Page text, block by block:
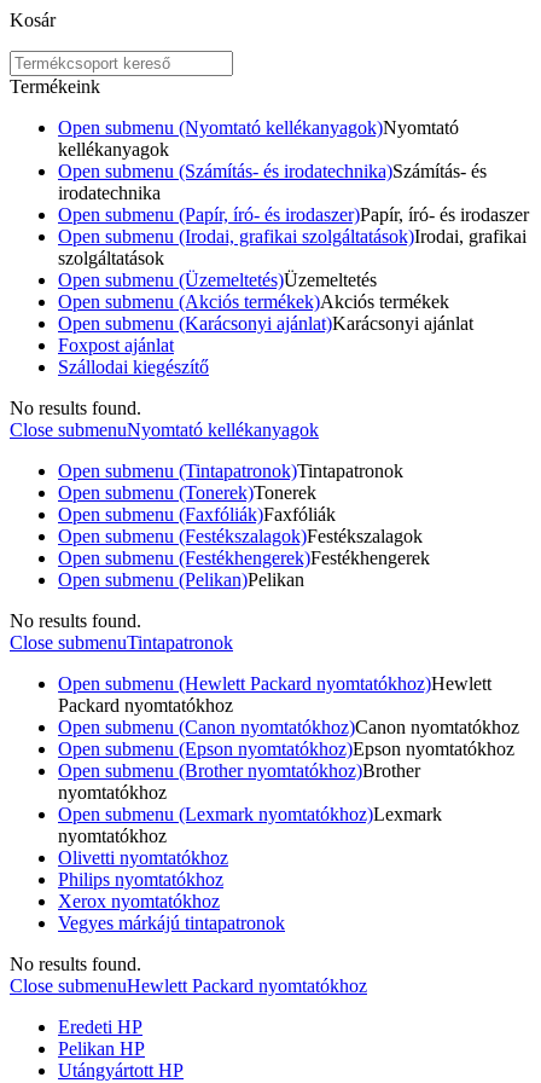
Kosár
Termékeink
Open submenu (Nyomtató kellékanyagok)Nyomtató
kellékanyagok
Open submenu (Számítás- és irodatechnika)Számítás- és
irodatechnika
Open submenu (Papír, író- és irodaszer)Papír, író- és irodaszer
Open submenu (Irodai, grafikai szolgáltatások)Irodai, grafikai
szolgáltatások
Open submenu (Üzemeltetés)Üzemeltetés
Open submenu (Akciós termékek)Akciós termékek
Open submenu (Karácsonyi ajánlat)Karácsonyi ajánlat
Foxpost ajánlat
Szállodai kiegészítő
No results found.
Close submenuNyomtató kellékanyagok
Open submenu (Tintapatronok)Tintapatronok
Open submenu (Tonerek)Tonerek
Open submenu (Faxfóliák)Faxfóliák
Open submenu (Festékszalagok)Festékszalagok
Open submenu (Festékhengerek)Festékhengerek
Open submenu (Pelikan)Pelikan
No results found.
Close submenuTintapatronok
Open submenu (Hewlett Packard nyomtatókhoz)Hewlett
Packard nyomtatókhoz
Open submenu (Canon nyomtatókhoz)Canon nyomtatókhoz
Open submenu (Epson nyomtatókhoz)Epson nyomtatókhoz
Open submenu (Brother nyomtatókhoz)Brother
nyomtatókhoz
Open submenu (Lexmark nyomtatókhoz)Lexmark
nyomtatókhoz
Olivetti nyomtatókhoz
Philips nyomtatókhoz
Xerox nyomtatókhoz
Vegyes márkájú tintapatronok
No results found.
Close submenuHewlett Packard nyomtatókhoz
Eredeti HP
Pelikan HP
Utángyártott HP